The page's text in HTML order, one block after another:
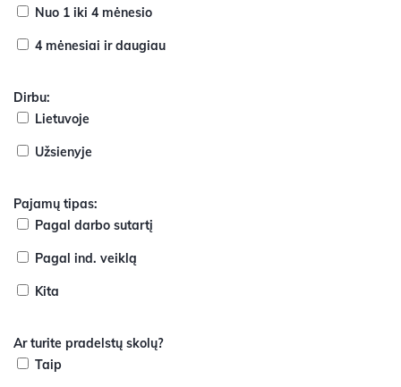
Nuo 1 iki 4 mėnesio
4 mėnesiai ir daugiau
Dirbu:
Lietuvoje
Užsienyje
Pajamų tipas:
Pagal darbo sutartį
Pagal ind. veiklą
Kita
Ar turite pradelstų skolų?
Taip